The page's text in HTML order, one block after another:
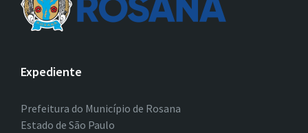
Expediente
Prefeitura do Município de Rosana
Estado de São Paulo